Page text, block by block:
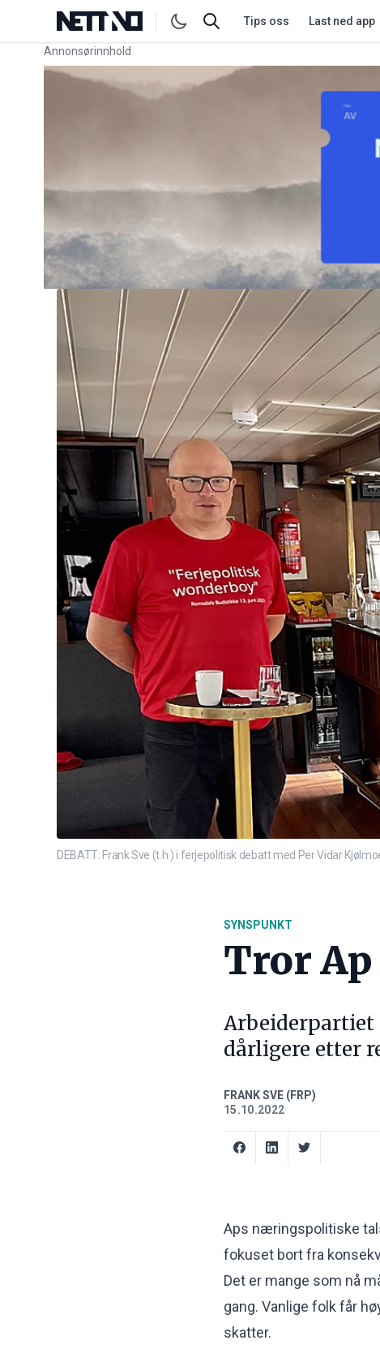
Tips oss Last ned app
Annonsørinnhold
Link for annonse
DEBATT: Frank Sve (t.h.) i ferjepolitisk debatt med Per Vidar
SYNSPUNKT
Tror
Arbeiderpartiet
dårligere etter
FRANK SVE (FRP)
15.10.2022
Aps næringspolitiske
fokuset bort fra
Det er mange som nå
gang. Vanlige folk får
skatter.